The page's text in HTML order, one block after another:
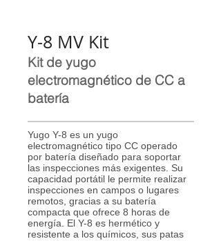
Y-8 MV Kit
Kit de yugo
electromagnético de CC a
batería
Yugo Y-8 es un yugo
electromagnético tipo CC operado
por batería diseñado para soportar
las inspecciones más exigentes. Su
capacidad portátil le permite realizar
inspecciones en campos o lugares
remotos, gracias a su batería
compacta que ofrece 8 horas de
energía. El Y-8 es hermético y
resistente a los químicos, sus patas